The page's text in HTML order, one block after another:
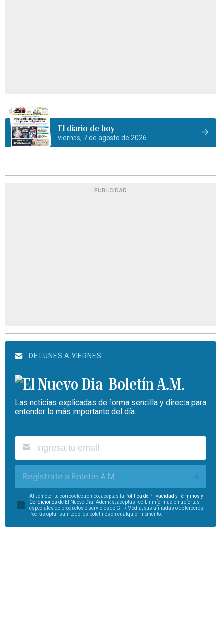
El diario de hoy
viernes, 7 de agosto de 2026
PUBLICIDAD
DE LUNES A VIERNES
Boletín A.M.
Las noticias explicadas de forma sencilla y directa para
entender lo más importante del día.
Regístrate a Boletín A.M.
Al someter tu correo electrónico, aceptas la Política de Privacidad yTérminos y
Condiciones de El Nuevo Día. Además, aceptas recibir información u ofertas
especiales de productos o servicios de GFR Media, sus afiliadas o de terceros.
Podrás optar salirte de los boletines en cualquier momento.